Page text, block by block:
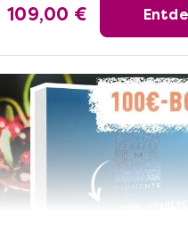
109,00 €